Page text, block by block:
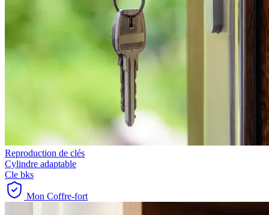
Reproduction de clés
Cylindre adaptable
Cle bks
Mon Coffre-fort